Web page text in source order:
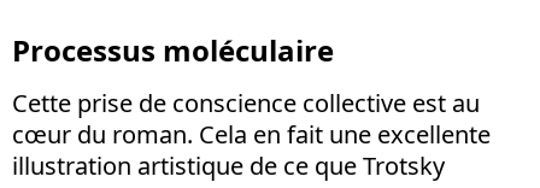
Processus moléculaire
Cette prise de conscience collective est au
cœur du roman. Cela en fait une excellente
illustration artistique de ce que Trotsky